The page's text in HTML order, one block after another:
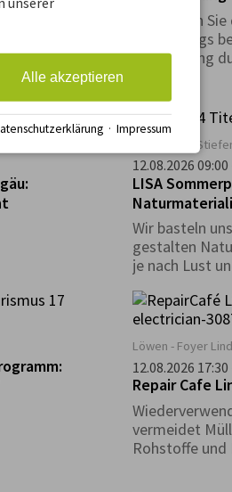
- BIER &
Bier und
Entdecken
Lindenbergs
Spaziergang
Sonnensaal
12.08.2026 09:00
LISA
Wir basteln
gestalten
je nach Lust
Löwen - Foyer
12.08.2026 17:30
Repair Cafe
vermeidet
Rohstoffe und
Alle akzeptieren
· Impressum